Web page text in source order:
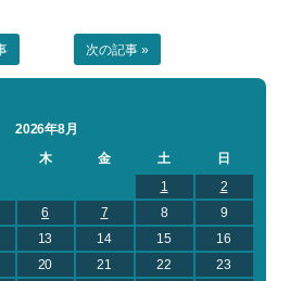
次の記事 »
2026年8月
木 金 土
日
1
2
6 7 8
9
13 14 15
16
20 21 22
23